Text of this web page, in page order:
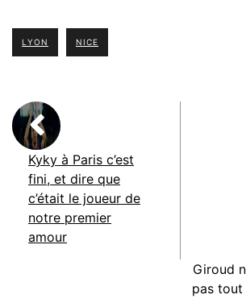
LYON NICE
Kyky à Paris c’est
fini, et dire que
c’était le joueur de
notre premier
amour
Giroud
pas